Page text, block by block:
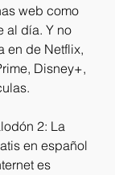
web como
al día. Y no
en de Netflix,
Disney+,
2: La
en español
es